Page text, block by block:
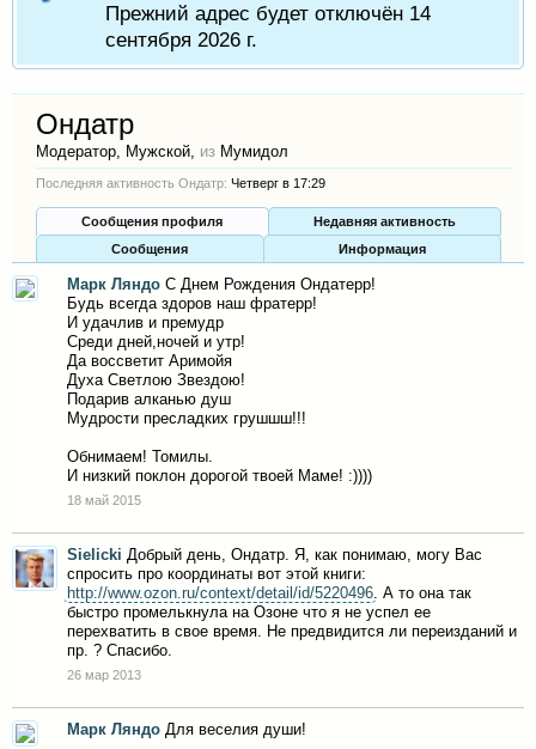
Прежний адрес будет отключён 14
сентября 2026 г.
Ондатр
Модератор, Мужской, из Мумидол
Последняя активность Ондатр: Четверг в 17:29
Сообщения профиля
Недавняя активность
Сообщения
Информация
Марк Ляндо С Днем Рождения Ондатерр!
Будь всегда здоров наш фратерр!
И удачлив и премудр
Среди дней,ночей и утр!
Да воссветит Аримойя
Духа Светлою Звездою!
Подарив алканью душ
Мудрости пресладких грушшш!!!
Обнимаем! Томилы.
И низкий поклон дорогой твоей Маме! :))))
18 май 2015
Sielicki Добрый день, Ондатр. Я, как понимаю, могу Вас
спросить про координаты вот этой книги:
http://www.ozon.ru/context/detail/id/5220496. А то она так
быстро промелькнула на Озоне что я не успел ее
перехватить в свое время. Не предвидится ли переизданий и
пр. ? Спасибо.
26 мар 2013
Марк Ляндо Для веселия души!